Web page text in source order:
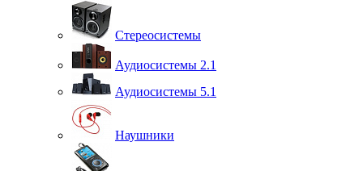
Стереосистемы
Аудиосистемы 2.1
Аудиосистемы 5.1
Наушники